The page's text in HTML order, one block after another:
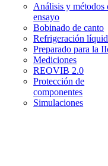
Análisis y métodos
ensayo
Bobinado de canto
Refrigeración
Preparado para la
Mediciones
REOVIB 2.0
Protección de
componentes
Simulaciones